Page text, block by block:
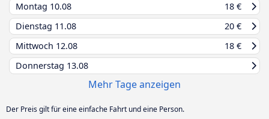
Montag 10.08
18 €
Dienstag 11.08
20 €
Mittwoch 12.08
18 €
Donnerstag 13.08
Mehr Tage anzeigen
Der Preis gilt für eine einfache Fahrt und eine Person.